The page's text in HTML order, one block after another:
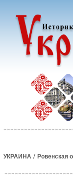
УКРАИНА / Ровенская